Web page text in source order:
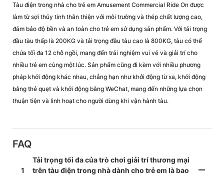
Tàu điện trong nhà cho trẻ em Amusement Commercial Ride On được
làm từ sợi thủy tinh thân thiện với môi trường và thép chất lượng cao,
đảm bảo độ bền và an toàn cho trẻ em sử dụng sản phẩm. Với tải trọng
đầu tàu thấp là 200KG và tải trọng đầu tàu cao là 800KG, tàu có thể
chứa tối đa 12 chỗ ngồi, mang đến trải nghiệm vui vẻ và giải trí cho
nhiều trẻ em cùng một lúc. Sản phẩm cũng đi kèm với nhiều phương
pháp khởi động khác nhau, chẳng hạn như khởi động từ xa, khởi động
bằng thẻ quẹt và khởi động bằng WeChat, mang đến những lựa chọn
thuận tiện và linh hoạt cho người dùng khi vận hành tàu.
FAQ
1
Tải trọng tối đa của trò chơi giải trí thương mại
trên tàu điện trong nhà dành cho trẻ em là bao